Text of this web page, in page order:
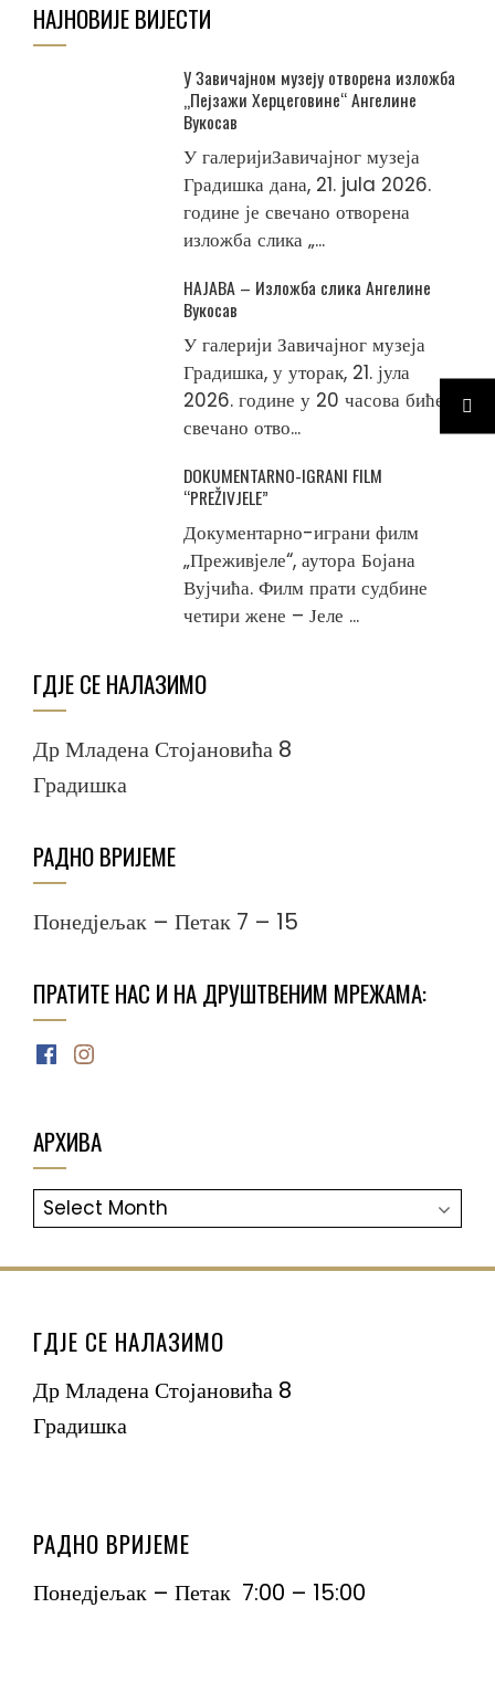
НАЈНОВИЈЕ ВИЈЕСТИ
У Завичајном музеју отворена изложба
„Пејзажи Херцеговине“ Ангелине
Вукосав
У галеријиЗавичајног музеја
Градишка дана, 21. jula 2026.
године је свечано отворена
изложба слика „...
НАЈАВА – Изложба слика Ангелине
Вукосав
У галерији Завичајног музеја
Градишка, у уторак, 21. јула
2026. године у 20 часова биће
свечано отво...
DOKUMENTARNO-IGRANI FILM
“PREŽIVJELE”
Документарно-играни филм
„Преживјеле“, аутора Бојана
Вујчића. Филм прати судбине
четири жене – Јеле ...
ГДЈЕ СЕ НАЛАЗИМО
Др Младена Стојановића 8
Градишка
РАДНО ВРИЈЕМЕ
Понедјељак – Петак 7 – 15
ПРАТИТЕ НАС И НА ДРУШТВЕНИМ МРЕЖАМА:
Facebook
Instagram
АРХИВА
АРХИВА
ГДЈЕ СЕ НАЛАЗИМО
Др Младена Стојановића 8
Градишка
РАДНО ВРИЈЕМЕ
Понедјељак – Петак 7:00 – 15:00